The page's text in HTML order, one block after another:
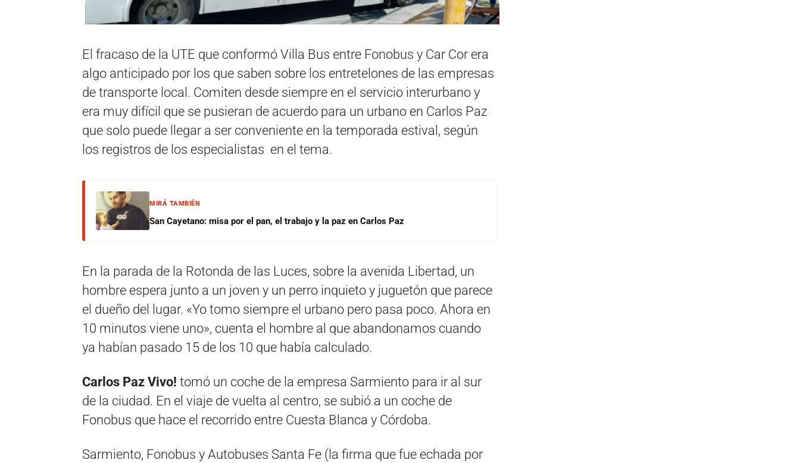
El fracaso de la UTE que conformó Villa Bus entre Fonobus y Car Cor era
algo anticipado por los que saben sobre los entretelones de las empresas
de transporte local. Comiten desde siempre en el servicio interurbano y
era muy difícil que se pusieran de acuerdo para un urbano en Carlos Paz
que solo puede llegar a ser conveniente en la temporada estival, según
los registros de los especialistas en el tema.
MIRÁ TAMBIÉN
San Cayetano: misa por el pan, el trabajo y la paz en Carlos Paz
En la parada de la Rotonda de las Luces, sobre la avenida Libertad, un
hombre espera junto a un joven y un perro inquieto y juguetón que parece
el dueño del lugar. «Yo tomo siempre el urbano pero pasa poco. Ahora en
10 minutos viene uno», cuenta el hombre al que abandonamos cuando
ya habían pasado 15 de los 10 que había calculado.
Carlos Paz Vivo! tomó un coche de la empresa Sarmiento para ir al sur
de la ciudad. En el viaje de vuelta al centro, se subió a un coche de
Fonobus que hace el recorrido entre Cuesta Blanca y Córdoba.
Sarmiento, Fonobus y Autobuses Santa Fe (la firma que fue echada por